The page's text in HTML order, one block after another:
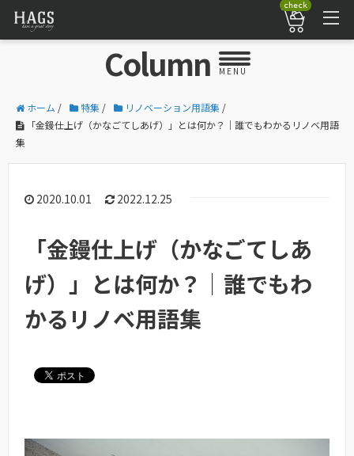
check
Column MENU
ホーム / 特集 / リノベーション用語集 /
「金鏝仕上げ（かなごてしあげ）」とは何か？｜誰でもわかるリノベ用語
集
2020.10.01 2022.12.25
「金鏝仕上げ（かなごてしあ
げ）」とは何か？｜誰でもわ
かるリノベ用語集